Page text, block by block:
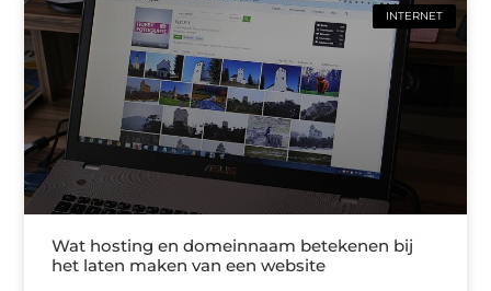
INTERNET
Wat hosting en domeinnaam betekenen bij
het laten maken van een website